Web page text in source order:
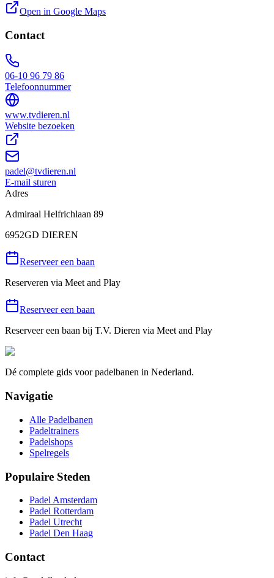
Open in Google Maps
Contact
06-10 96 79 86
Telefoonnummer
www.tvdieren.nl
Website bezoeken
padel@tvdieren.nl
E-mail sturen
Adres
Admiraal Helfrichlaan 89
6952GD DIEREN
Reserveer een baan
Reserveren via Meet and Play
Reserveer een baan
Reserveer een baan bij T.V. Dieren via Meet and Play
Dé complete gids voor padelbanen in Nederland.
Navigatie
Alle Padelbanen
Padeltrainers
Padelshops
Spelregels
Populaire Steden
Padel Amsterdam
Padel Rotterdam
Padel Utrecht
Padel Den Haag
Contact